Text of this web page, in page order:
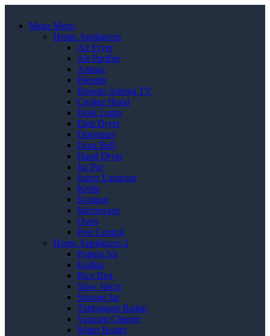
Mega Menu
Home Appliances
Air Fryer
Air Purifier
Antena
Blender
Booster Antena TV
Cooker Hood
Desk Lamp
Dish Dryer
Dispenser
Door Bell
Hand Dryer
Jar Pot
Juicer Extractor
Kettle
Kompor
Microwave
Oven
Pest Control
Home Appliances 2
Pompa Air
Kulkas
Rice Box
Slow Juicer
Storage Jar
Timbangan Badan
Vacuum Cleaner
Water Heater